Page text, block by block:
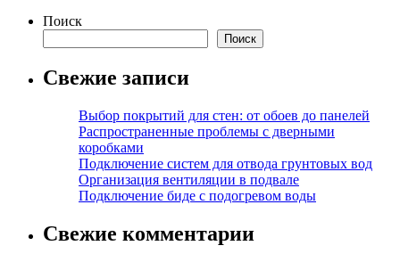
Поиск
Поиск
Свежие записи
Выбор покрытий для стен: от обоев до панелей
Распространенные проблемы с дверными
коробками
Подключение систем для отвода грунтовых вод
Организация вентиляции в подвале
Подключение биде с подогревом воды
Свежие комментарии